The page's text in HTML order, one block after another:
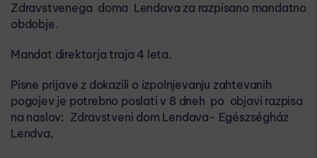
Zdravstvenega doma Lendava za razpisano mandatno
obdobje.
Mandat direktorja traja 4 leta.
Pisne prijave z dokazili o izpolnjevanju zahtevanih
pogojev je potrebno poslati v 8 dneh po objavi razpisa
na naslov: Zdravstveni dom Lendava- Egészségház
Lendva,